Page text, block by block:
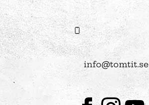
info@tomtit.se